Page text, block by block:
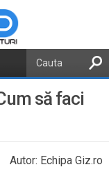
să faci
Autor: Echipa Giz.ro